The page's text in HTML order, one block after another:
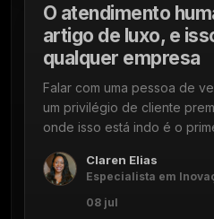
O atendimento
artigo de luxo, e
qualquer empresa
Falar com uma pessoa de
um privilégio de cliente
onde isso está indo é o
Claren Elias
08 jul